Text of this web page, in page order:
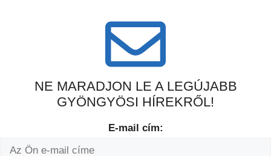
NE MARADJON LE A LEGÚJABB
GYÖNGYÖSI HÍREKRŐL!
E-mail cím: